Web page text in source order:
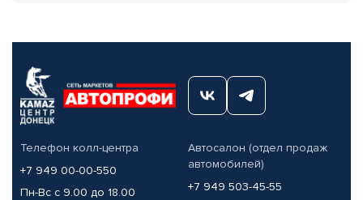
Телефон колл-центра
+7 949 00-00-550
Пн-Вс с 9.00 до 18.00
Автосалон (отдел продаж
автомобилей)
+7 949 503-45-55